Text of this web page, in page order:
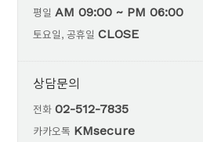
평일 AM 09:00 ~ PM 06:00
토요일, 공휴일 CLOSE
상담문의
전화 02-512-7835
카카오톡 KMsecure